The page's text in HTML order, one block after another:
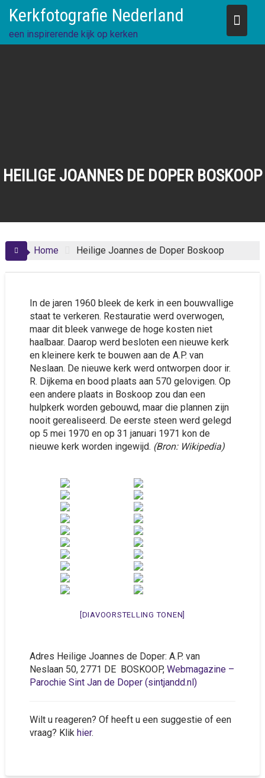
content
Kerkfotografie Nederland
een inspirerende kijk op kerken
HEILIGE JOANNES DE DOPER BOSKOOP
Home Heilige Joannes de Doper Boskoop
In de jaren 1960 bleek de kerk in een bouwvallige
staat te verkeren. Restauratie werd overwogen,
maar dit bleek vanwege de hoge kosten niet
haalbaar. Daarop werd besloten een nieuwe kerk
en kleinere kerk te bouwen aan de A.P. van
Neslaan. De nieuwe kerk werd ontworpen door ir.
R. Dijkema en bood plaats aan 570 gelovigen. Op
een andere plaats in Boskoop zou dan een
hulpkerk worden gebouwd, maar die plannen zijn
nooit gerealiseerd. De eerste steen werd gelegd
op 5 mei 1970 en op 31 januari 1971 kon de
nieuwe kerk worden ingewijd. (Bron: Wikipedia)
[DIAVOORSTELLING TONEN]
Adres Heilige Joannes de Doper: A.P. van
Neslaan 50, 2771 DE BOSKOOP, Webmagazine –
Parochie Sint Jan de Doper (sintjandd.nl)
Wilt u reageren? Of heeft u een suggestie of een
vraag? Klik hier.